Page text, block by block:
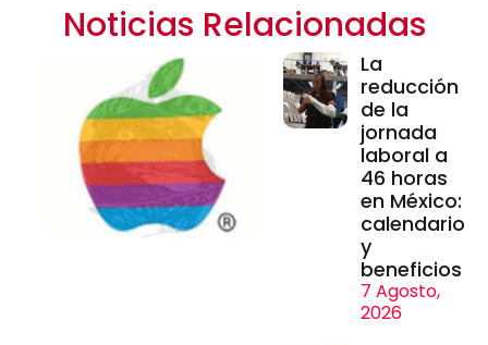
Noticias Relacionadas
La
reducción
de la
jornada
laboral a
46 horas
en México:
calendario
y
beneficios
7 Agosto,
2026